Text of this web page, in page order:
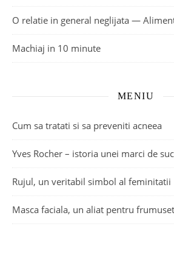
O relatie in general neglijata —
Machiaj in 10 minute
MENIU
Cum sa tratati si sa preveniti acneea
Yves Rocher – istoria unei marci de
Rujul, un veritabil simbol al feminitatii
Masca faciala, un aliat pentru